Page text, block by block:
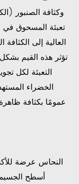
وكثافة الصنبور
تعبئة المسحوق في
العالية إلى
التعبئة لكل
الخضراء
عمومًا بكثافة
النحاس عرضة
أسطح